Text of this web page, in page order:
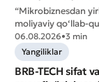
Xizmat
“Mikrobiznesdan
moliyaviy qo‘llab-
06.08.2026•3 min
Yangiliklar
BRB-TECH sifat